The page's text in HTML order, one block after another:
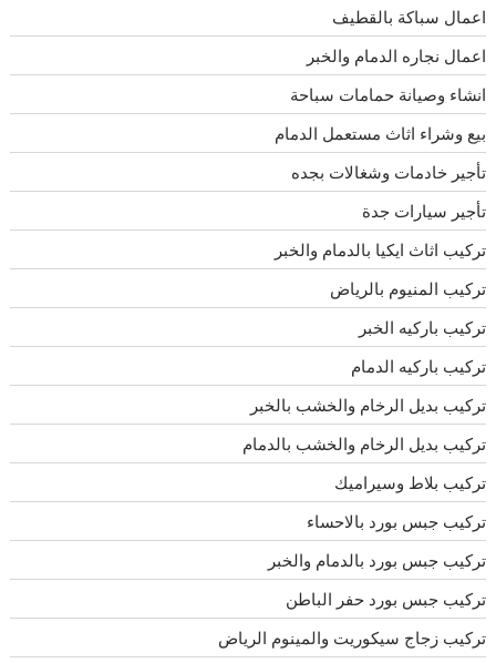
اعمال سباكة بالقطيف
اعمال نجاره الدمام والخبر
انشاء وصيانة حمامات سباحة
بيع وشراء اثاث مستعمل الدمام
تأجير خادمات وشغالات بجده
تأجير سيارات جدة
تركيب اثاث ايكيا بالدمام والخبر
تركيب المنيوم بالرياض
تركيب باركيه الخبر
تركيب باركيه الدمام
تركيب بديل الرخام والخشب بالخبر
تركيب بديل الرخام والخشب بالدمام
تركيب بلاط وسيراميك
تركيب جبس بورد بالاحساء
تركيب جبس بورد بالدمام والخبر
تركيب جبس بورد حفر الباطن
تركيب زجاج سيكوريت والمينوم الرياض